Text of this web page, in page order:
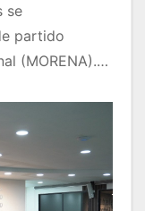
se
partido
(MORENA).…